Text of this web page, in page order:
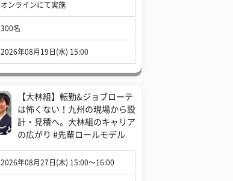
オンラインにて実施
300名
2026年08月19日(水) 15:00
【大林組】転勤&ジョブローテ
は怖くない！九州の現場から設
計・見積へ。大林組のキャリア
の広がり #先輩ロールモデル
2026年08月27日(木) 15:00〜16:00